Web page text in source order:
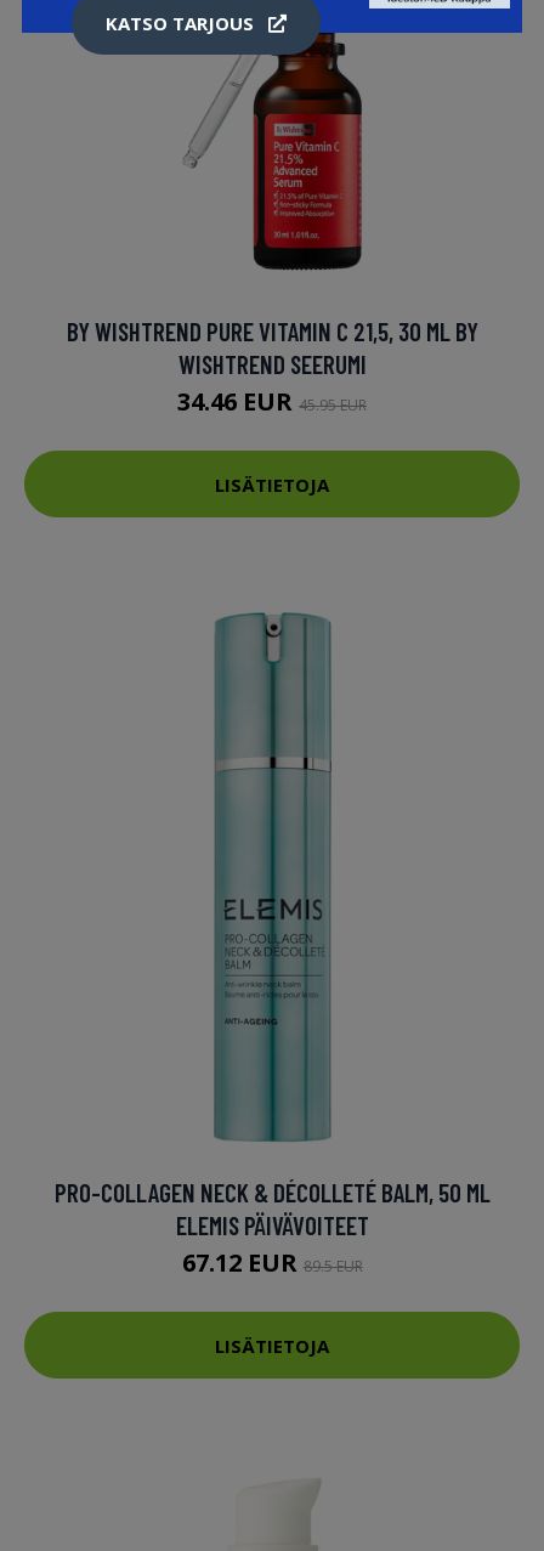
BY WISHTREND PURE VITAMIN C 21,5, 30 ML BY
WISHTREND SEERUMI
34.46 EUR 45.95 EUR
LISÄTIETOJA
PRO-COLLAGEN NECK & DÉCOLLETÉ BALM, 50 ML
ELEMIS PÄIVÄVOITEET
67.12 EUR89.5 EUR
LISÄTIETOJA
KATSO TARJOUS